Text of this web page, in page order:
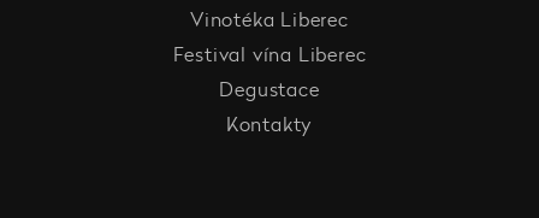
Vinotéka Liberec
Festival vína Liberec
Degustace
Kontakty